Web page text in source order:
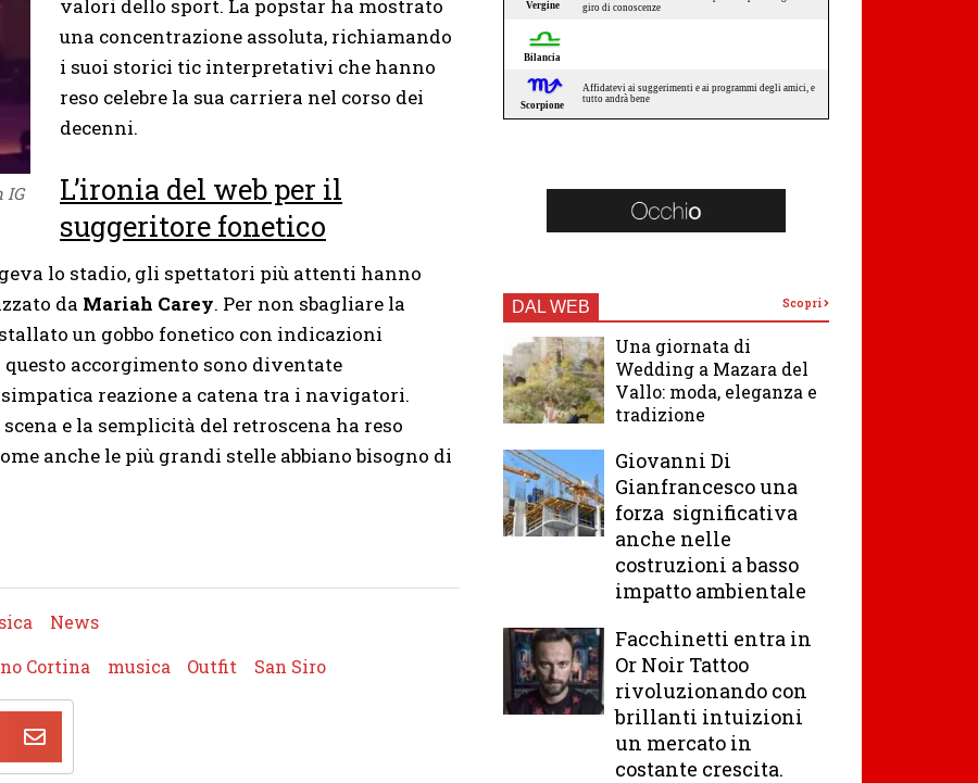
IG
valori dello sport. La popstar ha mostrato
una concentrazione assoluta, richiamando
i suoi storici tic interpretativi che hanno
reso celebre la sua carriera nel corso dei
decenni.
L’ironia del web per il
suggeritore fonetico
lo stadio, gli spettatori più attenti hanno
da Mariah Carey. Per non sbagliare la
un gobbo fonetico con indicazioni
accorgimento sono diventate
reazione a catena tra i navigatori.
e la semplicità del retroscena ha reso
anche le più grandi stelle abbiano bisogno di
News
Cortina musica Outfit San Siro
DAL WEB Scopri
Una giornata di
Wedding a Mazara del
Vallo: moda, eleganza e
tradizione
Giovanni Di
Gianfrancesco una
forza significativa
anche nelle
costruzioni a basso
impatto ambientale
Facchinetti entra in
Or Noir Tattoo
rivoluzionando con
brillanti intuizioni
un mercato in
costante crescita.